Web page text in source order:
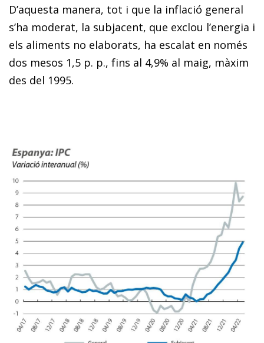
D’aquesta manera, tot i que la inflació general
s’ha moderat, la subjacent, que exclou l’energia i
els aliments no elaborats, ha escalat en només
dos mesos 1,5 p. p., fins al 4,9% al maig, màxim
des del 1995.